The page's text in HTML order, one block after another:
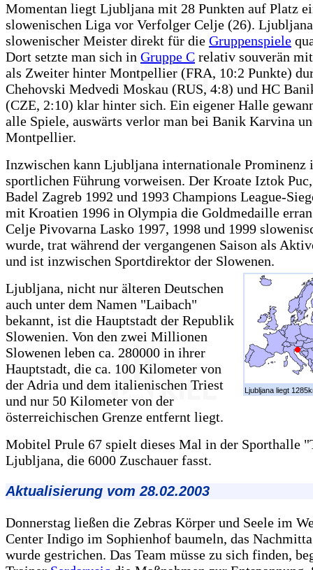
Momentan liegt Ljubljana mit 28 Punkten auf Platz
slowenischen Liga vor Verfolger Celje (26).
slowenischer Meister direkt für die Gruppenspiele
Dort setzte man sich in Gruppe C relativ souverän
als Zweiter hinter Montpellier (FRA, 10:2 Punkte)
Chehovski Medvedi Moskau (RUS, 4:8) und HC
(CZE, 2:10) klar hinter sich. Ein eigener Halle
alle Spiele, auswärts verlor man bei Banik Karvina
Montpellier.
Inzwischen kann Ljubljana internationale Prominenz
sportlichen Führung vorweisen. Der Kroate Iztok
Badel Zagreb 1992 und 1993 Champions League-
mit Kroatien 1996 in Olympia die Goldmedaille
Celje Pivovarna Lasko 1997, 1998 und 1999
wurde, trat während der vergangenen Saison als
und ist inzwischen Sportdirektor der Slowenen.
Ljubljana liegt
Ljubljana, nicht nur älteren Deutschen
auch unter dem Namen "Laibach"
bekannt, ist die Hauptstadt der Republik
Slowenien. Von den zwei Millionen
Slowenen leben ca. 280000 in ihrer
Hauptstadt, die ca. 100 Kilometer von
der Adria und dem italienischen Triest
und nur 50 Kilometer von der
österreichischen Grenze entfernt liegt.
Mobitel Prule 67 spielt dieses Mal in der Sporthalle
Ljubljana, die 6000 Zuschauer fasst.
Aktualisierung vom 28.02.2003
Donnerstag ließen die Zebras Körper und Seele im
Center Indigo im Sophienhof baumeln, das
wurde gestrichen. Das Team müsse zu sich finden,